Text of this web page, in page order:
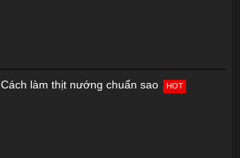
Cách làm thịt nướng chuẩn sao HOT